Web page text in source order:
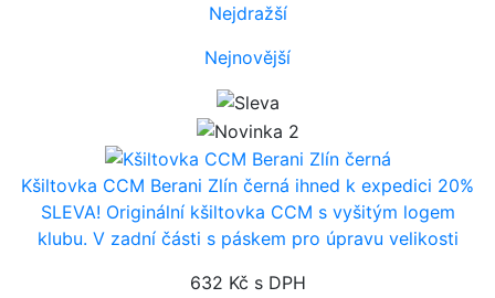
Nejdražší
Nejnovější
Kšiltovka CCM Berani Zlín černá ihned k expedici 20%
SLEVA! Originální kšiltovka CCM s vyšitým logem
klubu. V zadní části s páskem pro úpravu velikosti
632 Kč s DPH